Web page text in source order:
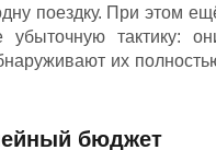
поездку. При этом
тактику:
их
бюджет